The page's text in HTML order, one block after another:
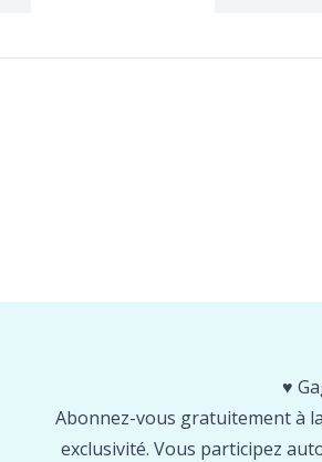
♥️
Abonnez-vous gratuitement à
exclusivité. Vous participez